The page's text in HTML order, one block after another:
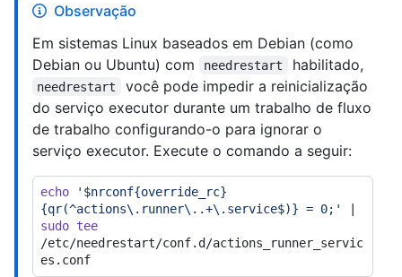
Observação
Em sistemas Linux baseados em Debian (como
Debian ou Ubuntu) com
needrestart habilitado,
needrestart
você pode impedir a reinicialização
do serviço executor durante um trabalho de fluxo
de trabalho configurando-o para ignorar o
serviço executor. Execute o comando a seguir:
echo
'$nrconf{override_rc}
{qr(^actions\.runner\..+\.service$)} = 0;'
sudo tee
/etc/needrestart/conf.d/actions_runner_servic